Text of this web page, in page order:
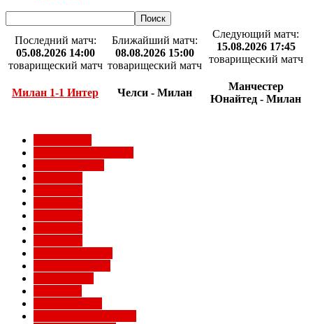
Последний матч:
05.08.2026 14:00
товарищеский матч
Милан 1-1 Интер
Ближайший матч:
08.08.2026 15:00
товарищеский матч
Челси - Милан
Следующий матч:
15.08.2026 17:45
товарищеский матч
Манчестер
Юнайтед - Милан